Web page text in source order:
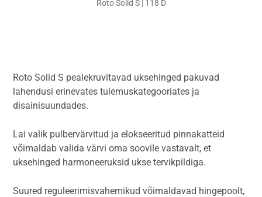
Roto Solid S | 118 D
Roto Solid S pealekruvitavad uksehinged pakuvad
lahendusi erinevates tulemuskategooriates ja
disainisuundades.
Lai valik pulbervärvitud ja elokseeritud pinnakatteid
võimaldab valida värvi oma soovile vastavalt, et
uksehinged harmoneeruksid ukse tervikpildiga.
Suured reguleerimisvahemikud võimaldavad hingepoolt,